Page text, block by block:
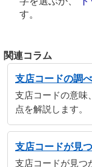
す。
関連コラム
支店コードの調
支店コードの意味
点を解説します。
支店コードが見
支店コードが見つ